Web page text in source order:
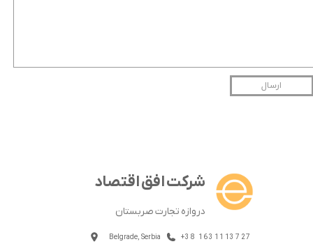
ارسال
شرکت افق اقتصاد
دروازه تجارت صربستان
Belgrade, Serbia +38 1631113727